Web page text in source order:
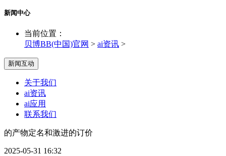
新闻中心
当前位置：
贝博BB(中国)官网 > ai资讯 >
新闻互动
关于我们
ai资讯
ai应用
联系我们
的产物定名和激进的订价
2025-05-31 16:32